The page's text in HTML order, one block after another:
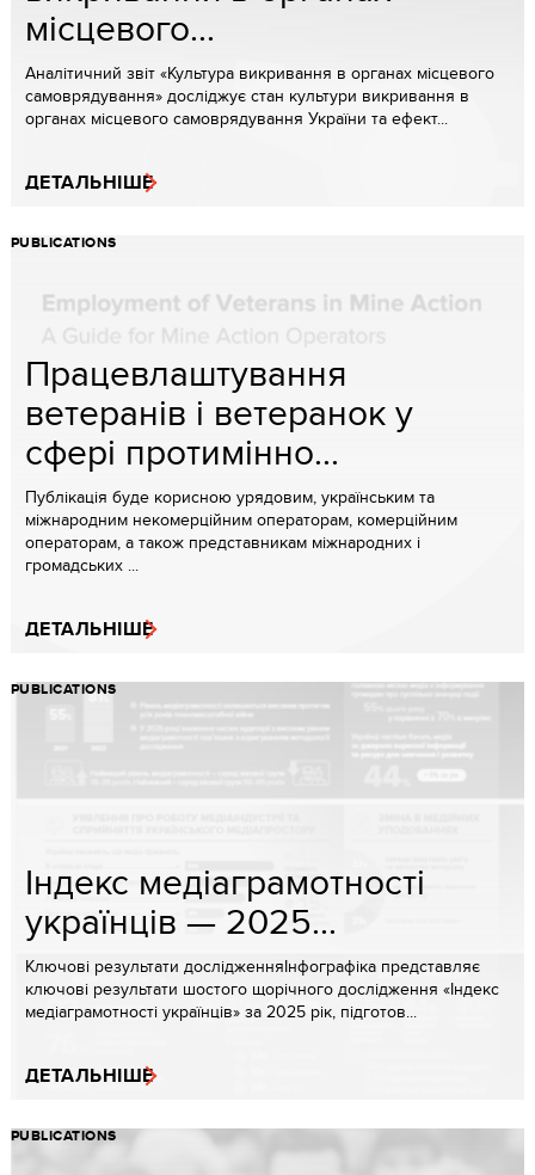
місцевого...
Аналітичний звіт «Культура викривання в органах місцевого
самоврядування» досліджує стан культури викривання в
органах місцевого самоврядування України та ефект...
ДЕТАЛЬНІШЕ
PUBLICATIONS
Працевлаштування
ветеранів і ветеранок у
сфері протимінно...
Публікація буде корисною урядовим, українським та
міжнародним некомерційним операторам, комерційним
операторам, а також представникам міжнародних і
громадських ...
ДЕТАЛЬНІШЕ
PUBLICATIONS
Індекс медіаграмотності
українців — 2025...
Ключові результати дослідженняІнфографіка представляє
ключові результати шостого щорічного дослідження «Індекс
медіаграмотності українців» за 2025 рік, підготов...
ДЕТАЛЬНІШЕ
PUBLICATIONS